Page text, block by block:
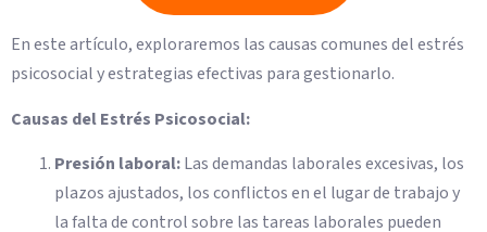
En este artículo, exploraremos las causas comunes del estrés
psicosocial y estrategias efectivas para gestionarlo.
Causas del Estrés Psicosocial:
Presión laboral:Las demandas laborales excesivas, los
plazos ajustados, los conflictos en el lugar de trabajo y
la falta de control sobre las tareas laborales pueden